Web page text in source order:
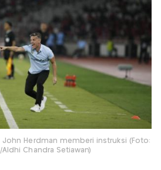
John Herdman memberi instruksi (Foto:
Aldhi Chandra Setiawan)